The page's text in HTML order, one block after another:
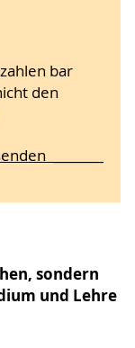
bar
den
_______
sondern
und Lehre